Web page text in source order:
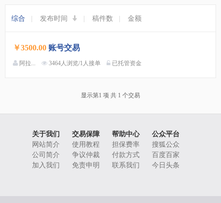
综合 发布时间 稿件数 金额
￥3500.00 账号交易
阿拉... 3464人浏览/1人接单 已托管资金
显示第1 项 共 1 个交易
关于我们 交易保障 帮助中心
公众平台
网站简介
使用教程 担保费率
搜狐公众
公司简介
争议仲裁 付款方式
百度百家
加入我们
免责申明 联系我们 今日头条